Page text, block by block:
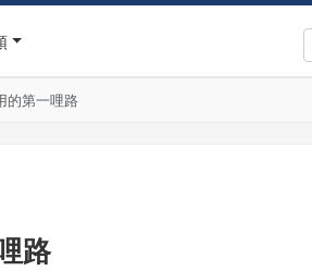
的第一哩路
路